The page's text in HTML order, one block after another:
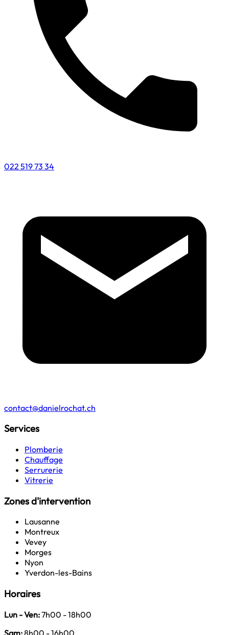
022 519 73 34
contact@danielrochat.ch
Services
Plomberie
Chauffage
Serrurerie
Vitrerie
Zones d'intervention
Lausanne
Montreux
Vevey
Morges
Nyon
Yverdon-les-Bains
Horaires
Lun - Ven:7h00 - 18h00
Sam:8h00 - 16h00